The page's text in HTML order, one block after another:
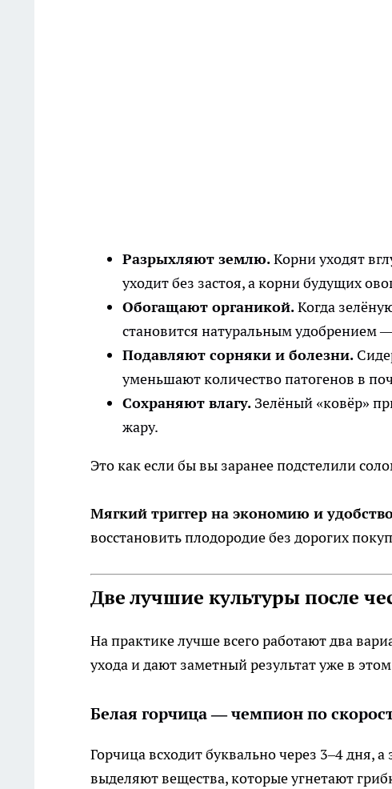
Разрыхляют землю.Корни уходят
уходит без застоя, а корни будущих
Обогащают органикой.Когда
становится натуральным удобрением
Подавляют сорняки и болезни.
уменьшают количество патогенов в
Сохраняют влагу. Зелёный «ковёр»
жару.
Это как если бы вы заранее подстелили
Мягкий триггер на экономию и
восстановить плодородие без дорогих
Две лучшие культуры после
На практике лучше всего работают два
ухода и дают заметный результат уже в
Белая горчица — чемпион по
Горчица всходит буквально через 3–4 дня,
выделяют вещества, которые угнетают